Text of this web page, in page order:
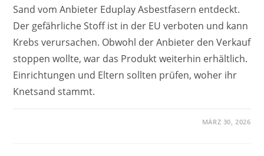
Sand vom Anbieter Eduplay Asbestfasern entdeckt.
Der gefährliche Stoff ist in der EU verboten und kann
Krebs verursachen. Obwohl der Anbieter den Verkauf
stoppen wollte, war das Produkt weiterhin erhältlich.
Einrichtungen und Eltern sollten prüfen, woher ihr
Knetsand stammt.
MÄRZ 30, 2026